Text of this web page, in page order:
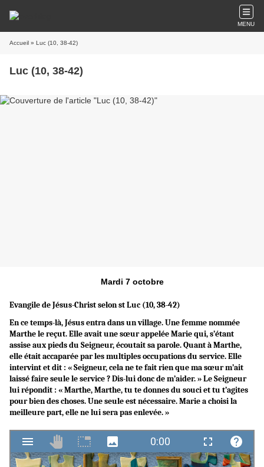
MENU
Accueil » Luc (10, 38-42)
Luc (10, 38-42)
Mardi 7 octobre
Evangile de Jésus-Christ selon st Luc (10, 38-42)
En ce temps-là, Jésus entra dans un village. Une femme nommée
Marthe le reçut. Elle avait une sœur appelée Marie qui, s’étant
assise aux pieds du Seigneur, écoutait sa parole. Quant à Marthe,
elle était accaparée par les multiples occupations du service. Elle
intervint et dit : « Seigneur, cela ne te fait rien que ma sœur m’ait
laissé faire seule le service ? Dis-lui donc de m’aider. » Le Seigneur
lui répondit : « Marthe, Marthe, tu te donnes du souci et tu t’agites
pour bien des choses. Une seule est nécessaire. Marie a choisi la
meilleure part, elle ne lui sera pas enlevée. »